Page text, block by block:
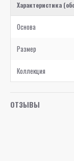
Характеристика
Основа
Размер
Коллекция
ОТЗЫВЫ